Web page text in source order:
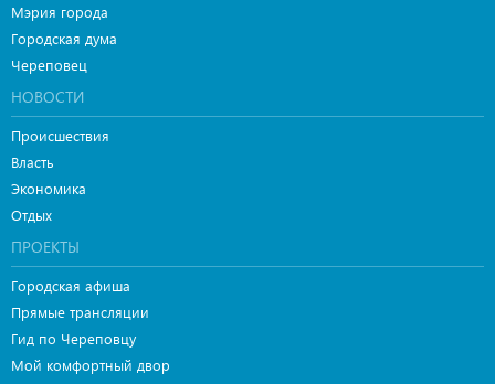
Мэрия города
Городская дума
Череповец
НОВОСТИ
Происшествия
Власть
Экономика
Отдых
ПРОЕКТЫ
Городская афиша
Прямые трансляции
Гид по Череповцу
Мой комфортный двор